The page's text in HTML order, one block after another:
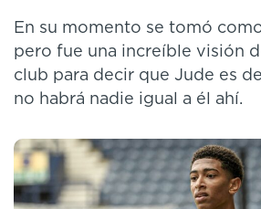
En su momento se tomó
pero fue una increíble visión
club para decir que Jude es
no habrá nadie igual a él ahí.